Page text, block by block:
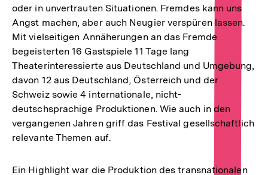
oder in unvertrauten Situationen. Fremdes kann uns
Angst machen, aber auch Neugier verspüren lassen.
Mit vielseitigen Annäherungen an das Fremde
begeisterten 16 Gastspiele 11 Tage lang
Theaterinteressierte aus Deutschland und Umgebung,
davon 12 aus Deutschland, Österreich und der
Schweiz sowie 4 internationale, nicht-
deutschsprachige Produktionen. Wie auch in den
vergangenen Jahren griff das Festival gesellschaftlich
relevante Themen auf.
Ein Highlight war die Produktion des transnationalen